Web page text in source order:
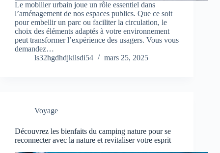
Le mobilier urbain joue un rôle essentiel dans
l’aménagement de nos espaces publics. Que ce soit
pour embellir un parc ou faciliter la circulation, le
choix des éléments adaptés à votre environnement
peut transformer l’expérience des usagers. Vous vous
demandez…
ls32hgdhdjkilsdi54
mars 25, 2025
Voyage
Découvrez les bienfaits du camping nature pour se
reconnecter avec la nature et revitaliser votre esprit